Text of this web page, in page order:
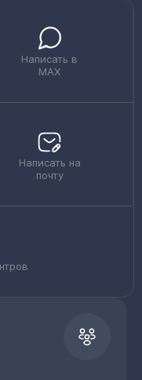
Написать в
MAX
Написать на
почту